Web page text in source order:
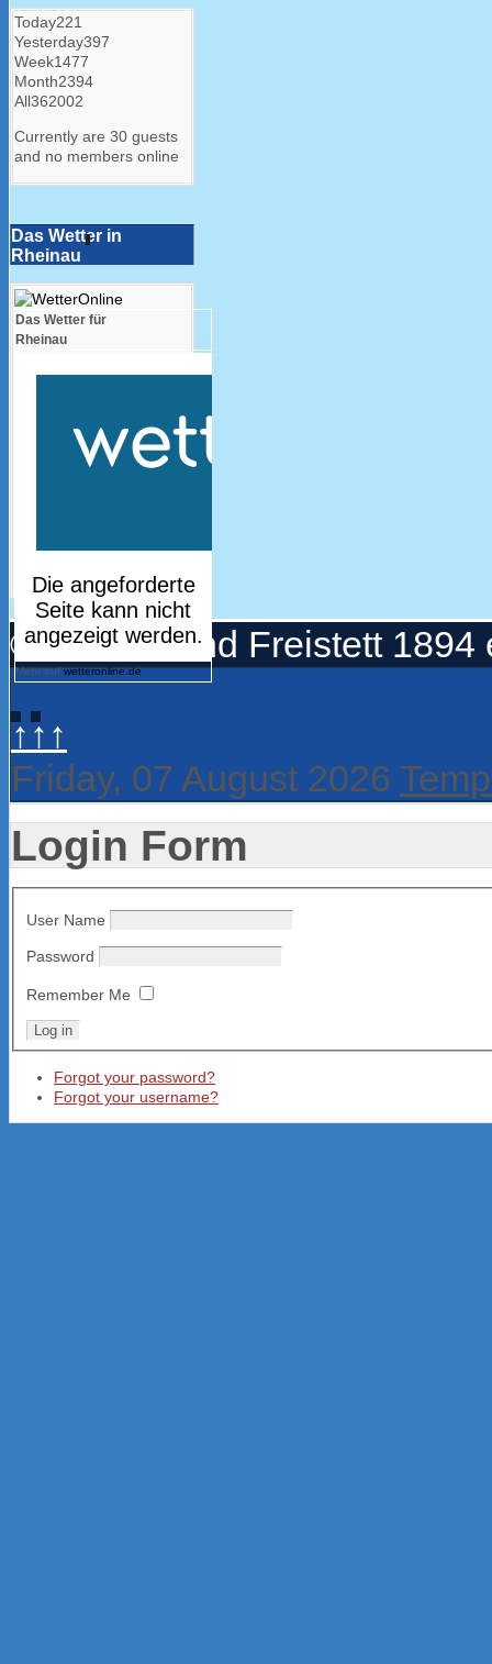
Today221
Yesterday397
Week1477
Month2394
All362002
Currently are 30 guests
and no members online
Das Wetter in
Rheinau
Das Wetter für
Rheinau
Mehr aufwetteronline.de
© Turnerbund Freistett 1894
↑↑↑
Friday, 07 August 2026
Login Form
User Name
Password
Remember Me
Forgot your password?
Forgot your username?